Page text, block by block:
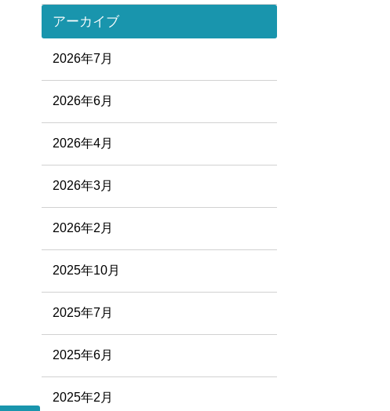
アーカイブ
2026年7月
2026年6月
2026年4月
2026年3月
2026年2月
2025年10月
2025年7月
2025年6月
2025年2月